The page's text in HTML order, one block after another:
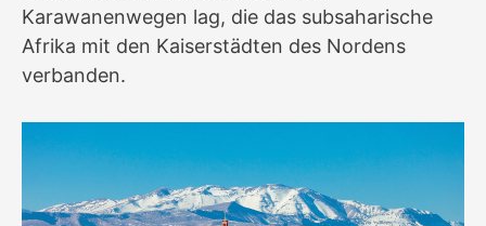
Karawanenwegen lag, die das subsaharische
Afrika mit den Kaiserstädten des Nordens
verbanden.